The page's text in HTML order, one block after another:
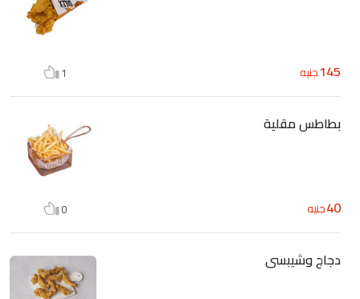
145جنيه 1
بطاطس مقلية
40جنيه 0
دجاج وشيبسى